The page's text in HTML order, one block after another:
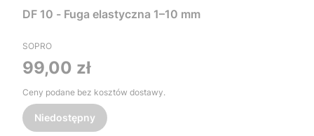
DF 10 - Fuga elastyczna 1–10 mm
SOPRO
Cena
99,00 zł
Ceny podane bez kosztów dostawy.
Niedostępny